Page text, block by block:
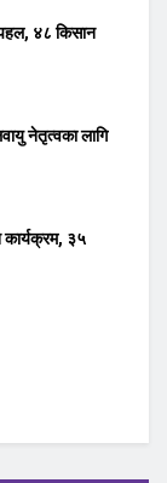
४८ किसान
नेतृत्वका लागि
कार्यक्रम, ३५